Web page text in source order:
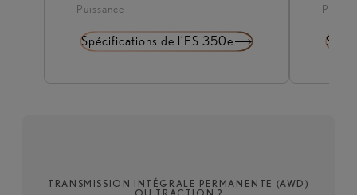
Puissance
Spécifications de l’ES 350e
TRANSMISSION INTÉGRALE PERMANENTE (AWD)